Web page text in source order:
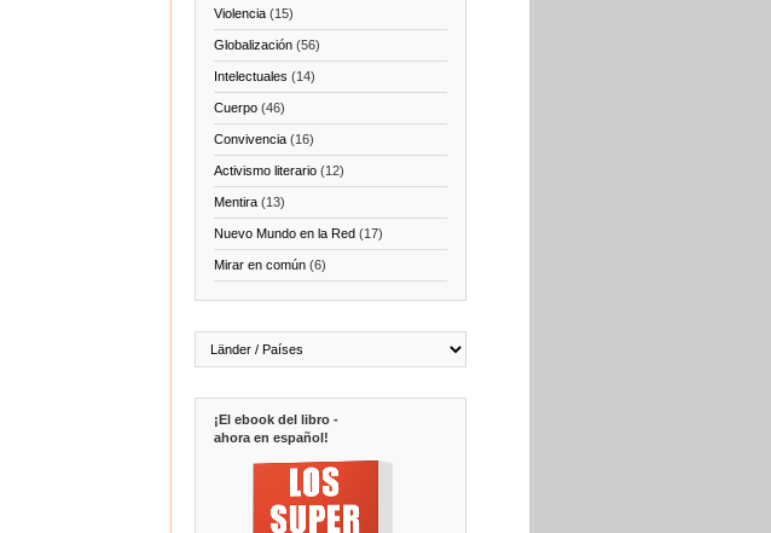
Violencia(15)
Globalización(56)
Intelectuales (14)
Cuerpo(46)
Convivencia(16)
Activismo literario(12)
Mentira(13)
Nuevo Mundo en la Red(17)
Mirar en común(6)
¡El ebook del libro -
ahora en español!